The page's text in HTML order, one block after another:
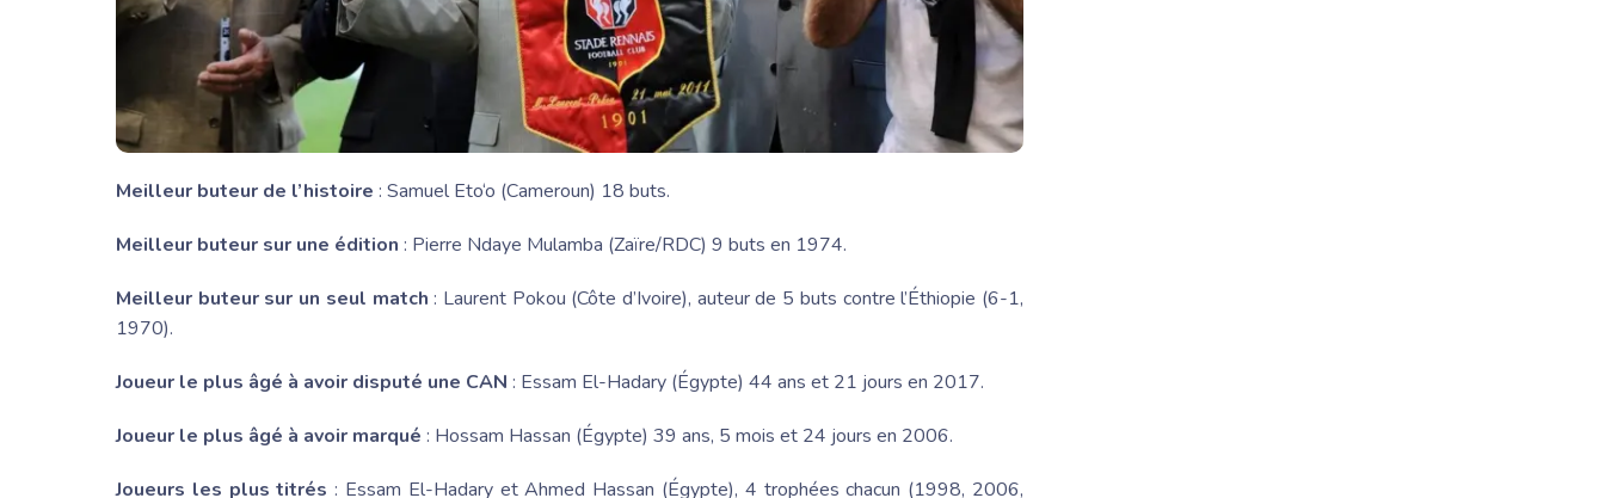
Meilleur buteur de l’histoire : Samuel Eto‘o (Cameroun) 18 buts.
Meilleur buteur sur une édition : Pierre Ndaye Mulamba (Zaïre/RDC) 9 buts en 1974.
Meilleur buteur sur un seul match : Laurent Pokou (Côte d’Ivoire), auteur de 5 buts contre l’Éthiopie (6-1,
1970).
Joueur le plus âgé à avoir disputé une CAN : Essam El-Hadary (Égypte) 44 ans et 21 jours en 2017.
Joueur le plus âgé à avoir marqué : Hossam Hassan (Égypte) 39 ans, 5 mois et 24 jours en 2006.
Joueurs les plus titrés : Essam El-HadaryetAhmed Hassan (Égypte), 4 trophées chacun (1998, 2006,